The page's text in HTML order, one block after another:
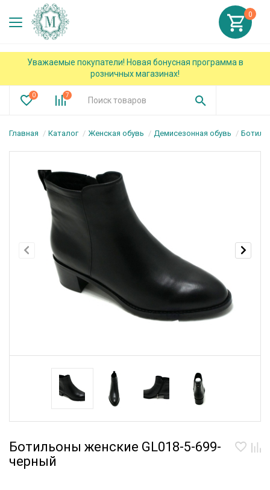
Уважаемые покупатели! Новая бонусная программа в
розничных магазинах!
0 7
0
Главная Каталог Женская обувь Демисезонная обувь
Ботильоны женские GL018-5-699-
черный